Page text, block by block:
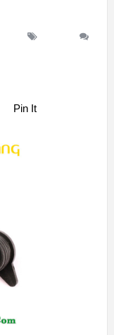
Pin It